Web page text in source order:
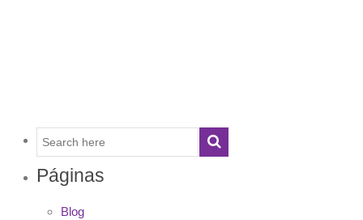
Páginas
Blog